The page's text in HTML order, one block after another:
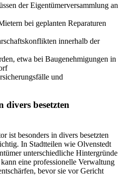
der Eigentümerversammlung an
bei geplanten Reparaturen
innerhalb der
etwa bei Baugenehmigungen in
und
besetzten
ist besonders in divers besetzten
In Stadtteilen wie Olvenstedt
unterschiedliche Hintergründe
eine professionelle Verwaltung
bevor sie vor Gericht